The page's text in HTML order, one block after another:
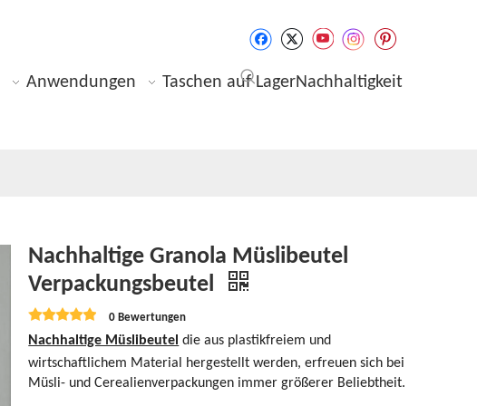
Anwendungen Taschen auf LagerNachhaltigkeit
Nachhaltige Granola Müslibeutel
Verpackungsbeutel
0 Bewertungen
Nachhaltige Müslibeutel die aus plastikfreiem und
wirtschaftlichem Material hergestellt werden, erfreuen sich bei
Müsli- und Cerealienverpackungen immer größerer Beliebtheit.